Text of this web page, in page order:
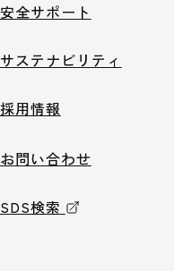
安全サポート
サステナビリティ
採用情報
お問い合わせ
SDS検索